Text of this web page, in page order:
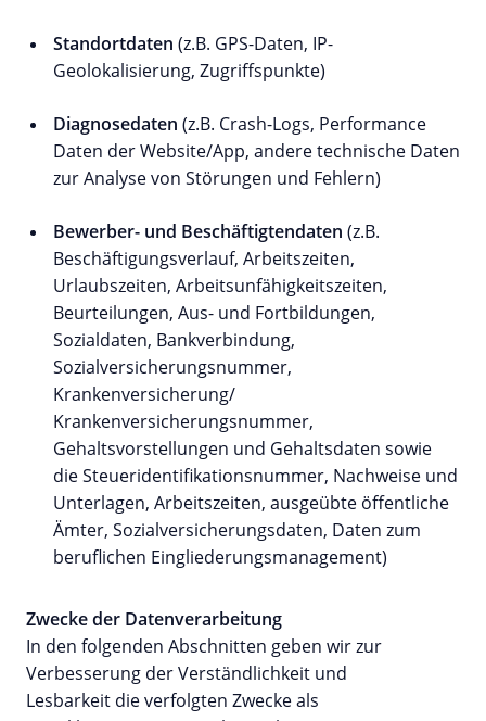
Standortdaten (z.B. GPS-Daten, IP-
Geolokalisierung, Zugriffspunkte)
Diagnosedaten (z.B. Crash-Logs, Performance
Daten der Website/App, andere technische Daten
zur Analyse von Störungen und Fehlern)
Bewerber- und Beschäftigtendaten (z.B.
Beschäftigungsverlauf, Arbeitszeiten,
Urlaubszeiten, Arbeitsunfähigkeitszeiten,
Beurteilungen, Aus- und Fortbildungen,
Sozialdaten, Bankverbindung,
Sozialversicherungsnummer,
Krankenversicherung/
Krankenversicherungsnummer,
Gehaltsvorstellungen und Gehaltsdaten sowie
die Steueridentifikationsnummer, Nachweise und
Unterlagen, Arbeitszeiten, ausgeübte öffentliche
Ämter, Sozialversicherungsdaten, Daten zum
beruflichen Eingliederungsmanagement)
Zwecke der Datenverarbeitung
In den folgenden Abschnitten geben wir zur
Verbesserung der Verständlichkeit und
Lesbarkeit die verfolgten Zwecke als